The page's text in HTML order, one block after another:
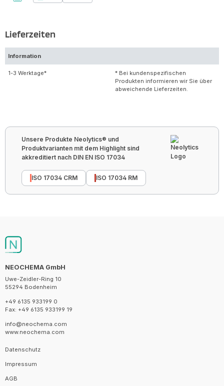
Lieferzeiten
Information
1-3 Werktage*
* Bei kundenspezifischen
Produkten informieren wir Sie über
abweichende Lieferzeiten.
Unsere Produkte Neolytics® und
Produktvarianten mit dem Highlight sind
akkreditiert nach DIN EN ISO 17034
ISO 17034 CRM ISO 17034 RM
NEOCHEMA GmbH
Uwe-Zeidler-Ring 10
55294 Bodenheim
+49 6135 933199 0
Fax: +49 6135 933199 19
info@neochema.com
www.neochema.com
Datenschutz
Impressum
AGB